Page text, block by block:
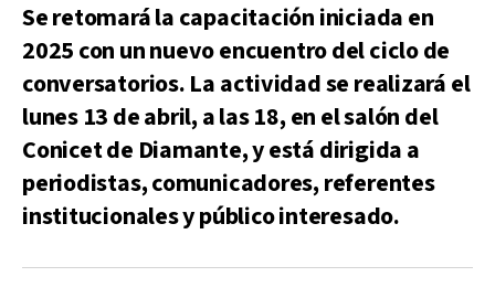
Se retomará la capacitación iniciada en
2025 con un nuevo encuentro del ciclo de
conversatorios. La actividad se realizará el
lunes 13 de abril, a las 18, en el salón del
Conicet de Diamante, y está dirigida a
periodistas, comunicadores, referentes
institucionales y público interesado.